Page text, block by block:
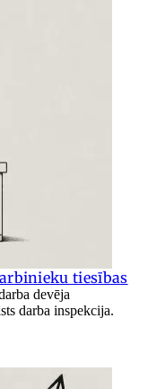
tiesības
devēja
darba inspekcija.